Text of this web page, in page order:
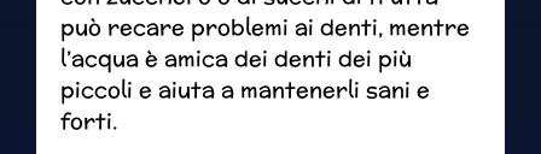
può recare problemi ai denti, mentre
l’acqua è amica dei denti dei più
piccoli e aiuta a mantenerli sani e
forti.